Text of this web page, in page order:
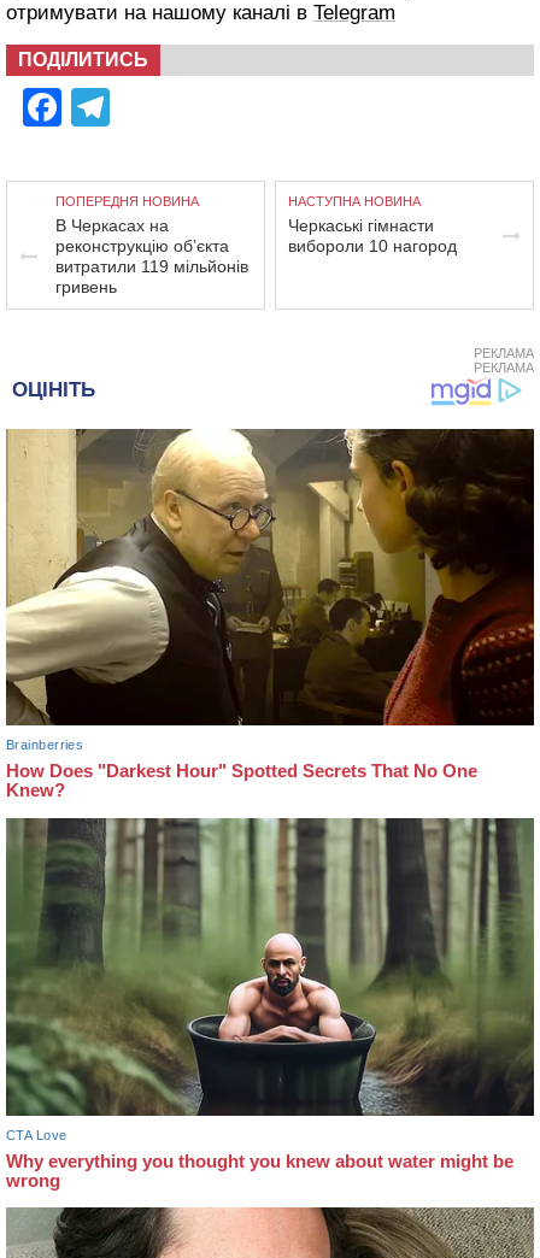
отримувати на нашому каналі в Telegram
ПОДІЛИТИСЬ
Facebook
ПОПЕРЕДНЯ НОВИНА
В Черкасах на
реконструкцію об’єкта
витратили 119 мільйонів
гривень
НАСТУПНА НОВИНА
Черкаські гімнасти
вибороли 10 нагород
РЕКЛАМА
РЕКЛАМА